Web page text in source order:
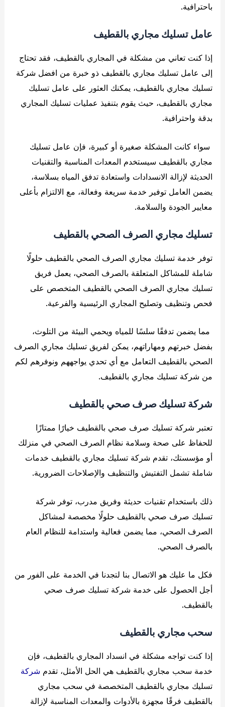
باحترافية.
عامل تسليك مجاري بالقطيف
إذا كنت تعاني من مشكلة في المجاري بالقطيف، فقد تحتاج
إلى عامل تسليك مجاري بالقطيف ذو خبرة من افضل شركة
تسليك مجاري بالقطيف، يمكنك العثور على عامل تسليك
مجاري بالقطيف، حيث يقوم بتنفيذ عمليات تسليك المجاري
بدقة واحترافية.
سواء كانت المشكلة صغيرة أو كبيرة، فإن عامل تسليك
مجاري بالقطيف سيستخدم المعدات المناسبة والتقنيات
الحديثة لإزالة الانسدادات واستعادة تدفق المياه بسلاسة،
يضمن العامل توفير خدمة سريعة وفعالة، مع الالتزام بأعلى
معايير الجودة والسلامة.
تسليك مجاري الصرف الصحي بالقطيف
توفر خدمة تسليك مجاري الصرف الصحي بالقطيف حلولًا
شاملة للمشاكل المتعلقة بالصرف الصحي، يعمل فريق
تسليك مجاري الصرف الصحي بالقطيف المتخصص على
فحص وتنظيف وتصليح المجاري الرئيسية والفرعية.
مما يضمن تدفقًا سلسًا للمياه ويحمي البيئة من التلوث،
بفضل خبرتهم ومهاراتهم، يمكن لفريق تسليك مجاري الصرف
الصحي بالقطيف التعامل مع أي تحدي يواجههم ونوفرهم لكم
من شركة تسليك مجاري بالقطيف.
شركة تسليك صرف صحي بالقطيف
تعتبر شركة تسليك صرف صحي بالقطيف خيارًا ممتازًا
للحفاظ على صحة وسلامة نظام الصرف الصحي في منزلك
أو مؤسستك، تقدم شركة تسليك مجاري بالقطيف خدمات
شاملة تشمل التفتيش والتنظيف والإصلاحات الضرورية.
ذلك باستخدام تقنيات حديثة وفريق مدرب، توفر شركة
تسليك صرف صحي بالقطيف حلولًا مخصصة لمشاكل
الصرف الصحي، مما يضمن فعالية واستدامة للنظام العام
بالصرف الصحي.
فكل ما عليك هو الاتصال بنا لتجدنا في الخدمة على الفور من
أجل الحصول على خدمة شركة تسليك صرف صحي
بالقطيف.
سحب مجاري بالقطيف
إذا كنت تواجه مشكلة في انسداد المجاري بالقطيف، فإن
خدمة سحب مجاري بالقطيف هي الحل الأمثل، تقدم شركة
تسليك مجاري بالقطيف المتخصصة في سحب مجاري
بالقطيف فرقًا مجهزة بالأدوات والمعدات المناسبة لإزالة